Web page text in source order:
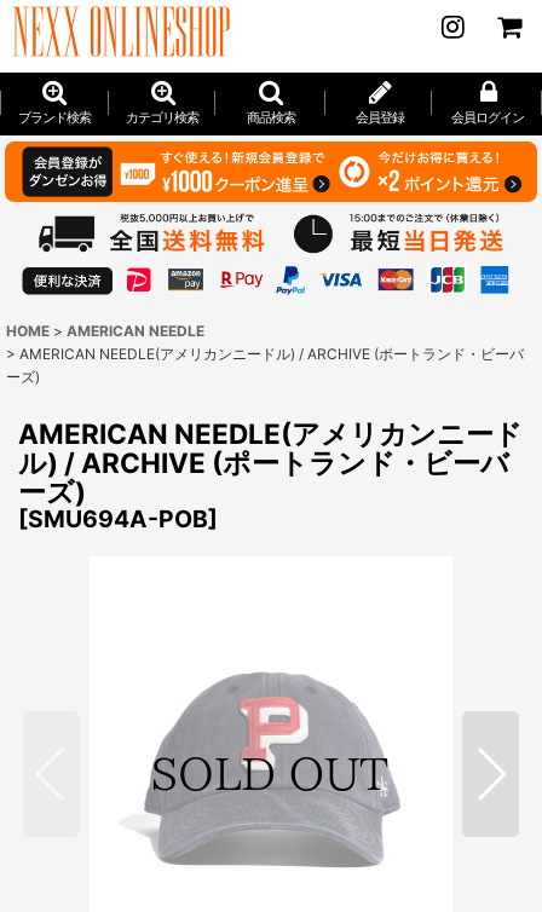
ブランド検索 カテゴリ検索 商品検索 会員登録 会員ログイン
HOME > AMERICAN NEEDLE
> AMERICAN NEEDLE(アメリカンニードル) / ARCHIVE (ポートランド・ビーバ
ーズ)
AMERICAN NEEDLE(アメリカンニード
ル) / ARCHIVE (ポートランド・ビーバ
ーズ)
[SMU694A-POB]